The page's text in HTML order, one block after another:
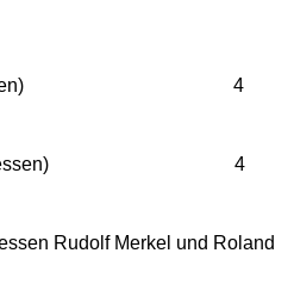
(Hessen) 4
(Hessen) 4
Rudolf Merkel und Roland